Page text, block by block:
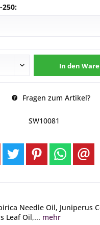
250:
In den
Fragen zum Artikel?
SW10081
Needle Oil, Juniperus
Leaf Oil,... mehr